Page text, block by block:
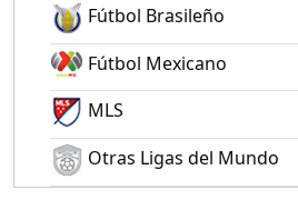
Fútbol Brasileño
Fútbol Mexicano
MLS
Otras Ligas del Mundo